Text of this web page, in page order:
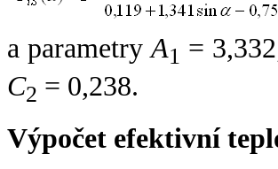
a parametryA1 =
C2 = 0,238.
Výpočet efektivní